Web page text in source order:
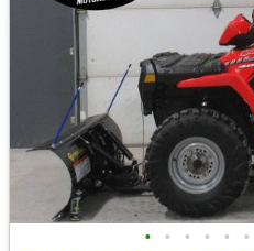
• • • • • •